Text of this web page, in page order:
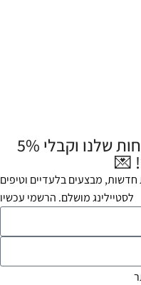
הצטרפי עכשיו למועדון הלקוחות שלנו וקבלי 5%
💌
מבצעים בלעדיים וטיפים
לסטיילינג מושלם. הרשמי עכשיו